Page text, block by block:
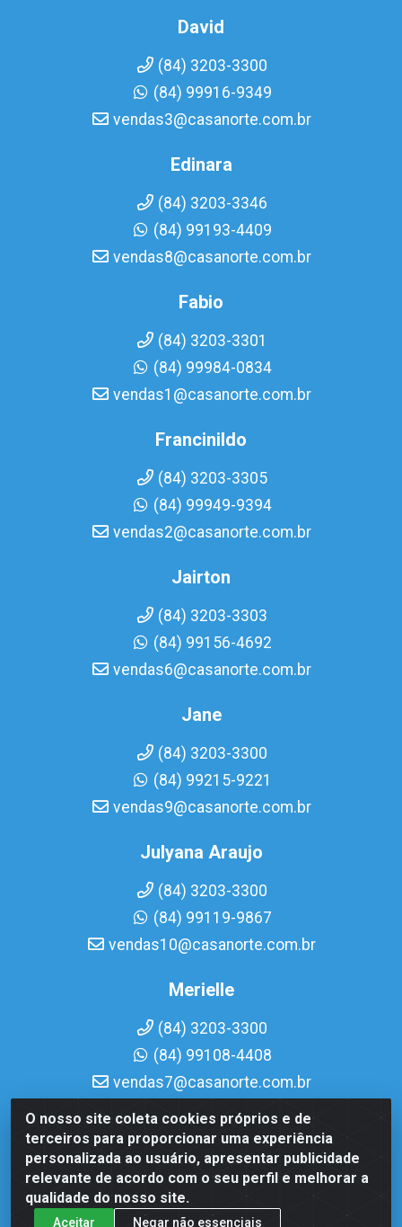
O nosso site coleta cookies próprios e de
terceiros para proporcionar uma experiência
personalizada ao usuário, apresentar publicidade
relevante de acordo com o seu perfil e melhorar a
qualidade do nosso site.
Aceitar Negar não essenciais
David
(84) 3203-3300
(84) 99916-9349
vendas3@casanorte.com.br
Edinara
(84) 3203-3346
(84) 99193-4409
vendas8@casanorte.com.br
Fabio
(84) 3203-3301
(84) 99984-0834
vendas1@casanorte.com.br
Francinildo
(84) 3203-3305
(84) 99949-9394
vendas2@casanorte.com.br
Jairton
(84) 3203-3303
(84) 99156-4692
vendas6@casanorte.com.br
Jane
(84) 3203-3300
(84) 99215-9221
vendas9@casanorte.com.br
Julyana Araujo
(84) 3203-3300
(84) 99119-9867
vendas10@casanorte.com.br
Merielle
(84) 3203-3300
(84) 99108-4408
vendas7@casanorte.com.br
Casa Norte LTDA - Av. Interventor Mário Câmara, 1815 -
Dix-Sept Rosado, Natal/RN - CEP 59054-600 - CNPJ
08.713.513/0001-51